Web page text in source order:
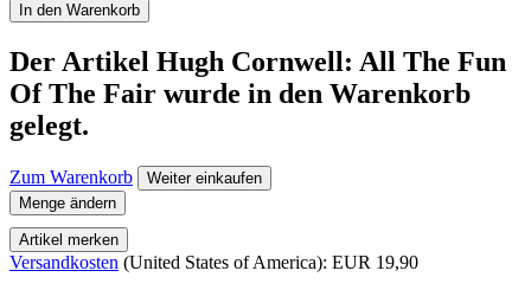
In den Warenkorb
Der Artikel Hugh Cornwell: All The Fun
Of The Fair wurde in den Warenkorb
gelegt.
Zum Warenkorb
Weiter einkaufen
Menge ändern
Artikel merken
Versandkosten (United States of America): EUR 19,90